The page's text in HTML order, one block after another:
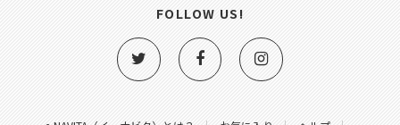
FOLLOW US!